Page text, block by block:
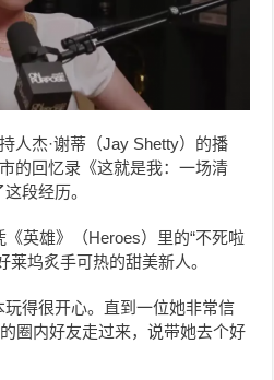
人杰·谢蒂（Jay Shetty）的播
的回忆录《这就是我：一场清
段经历。
英雄》（Heroes）里的“不死啦
莱坞炙手可热的甜美新人。
得很开心。直到一位她非常信
圈内好友走过来，说带她去个好